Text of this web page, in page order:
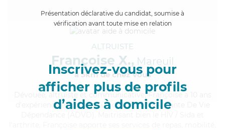
Présentation déclarative du candidat, soumise à
vérification avant toute mise en relation
Inscrivez-vous pour
afficher plus de profils
d’aides à domicile
ALTRUISTE
Françoise X., Mareuil
à 5km de chez Vous
, altruiste et communicative, Françoise a 10 ans
d'expérience et possède un diplôme d'Assistante De Vie